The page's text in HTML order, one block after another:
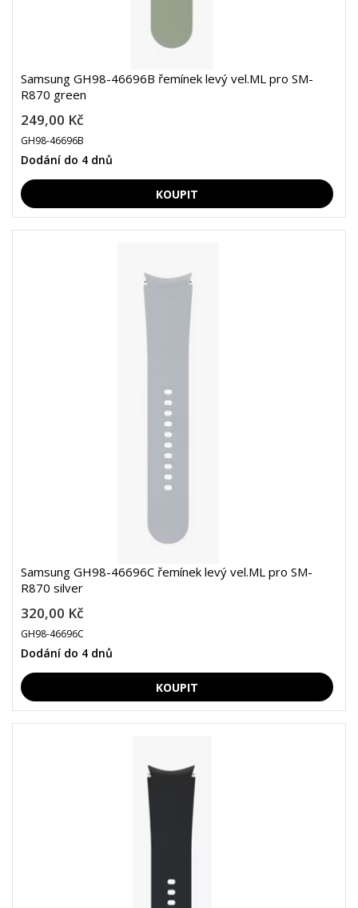
Samsung GH98-46696B řemínek levý vel.ML pro SM-
R870 green
249,00 Kč
GH98-46696B
Dodání do 4 dnů
Samsung GH98-46696C řemínek levý vel.ML pro SM-
R870 silver
320,00 Kč
GH98-46696C
Dodání do 4 dnů